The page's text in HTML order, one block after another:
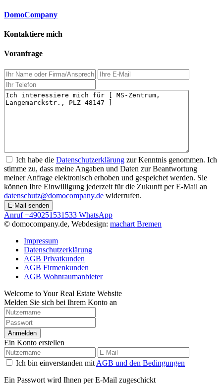
DomoCompany
Kontaktiere mich
Voranfrage
Ich habe die Datenschutzerklärung zur Kenntnis genommen. Ich
stimme zu, dass meine Angaben und Daten zur Beantwortung
meiner Anfrage elektronisch erhoben und gespeichet werden. Sie
können Ihre Einwilligung jederzeit für die Zukunft per E-Mail an
datenschutz@domocompany.de widerrufen.
Anruf+490251531533 WhatsApp
© domocompany.de, Webdesign: machart Bremen
Impressum
Datenschutzerklärung
AGB Privatkunden
AGB Firmenkunden
AGB Wohnraumanbieter
Welcome to Your Real Estate Website
Melden Sie sich bei Ihrem Konto an
Anmelden
Ein Konto erstellen
Ich bin einverstanden mit AGB und den Bedingungen
Ein Passwort wird Ihnen per E-Mail zugeschickt